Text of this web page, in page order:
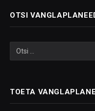
OTSI
TOETA